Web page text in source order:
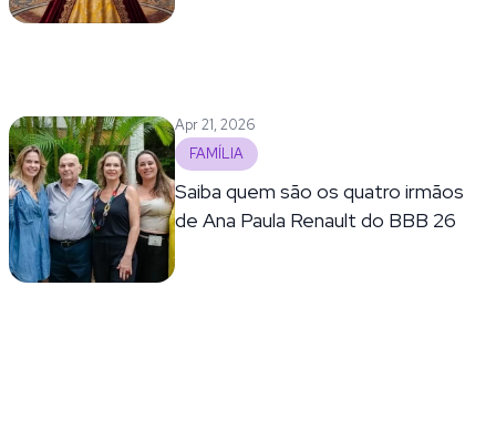
Apr 21, 2026
FAMÍLIA
Saiba quem são os quatro irmãos
de Ana Paula Renault do BBB 26